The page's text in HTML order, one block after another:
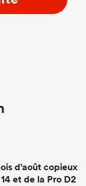
d'août copieux
et de la Pro D2